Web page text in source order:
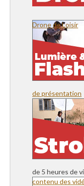
Drone de Loisir
de présentation
de 5 heures de
contenu des